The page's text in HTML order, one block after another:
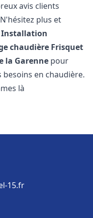
avis clients
plus et
Installation
chaudière Frisquet
la Garenne pour
besoins en chaudière.
là
15.fr